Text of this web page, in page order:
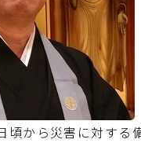
から災害に対する